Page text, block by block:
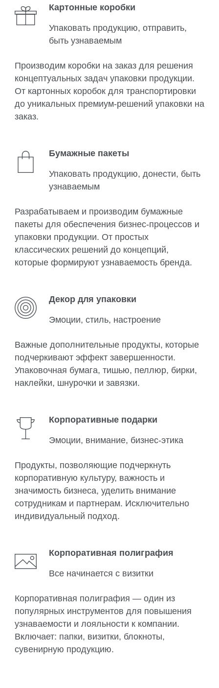
Картонные коробки
Упаковать продукцию, отправить,
быть узнаваемым
Производим коробки на заказ для решения
концептуальных задач упаковки продукции.
От картонных коробок для транспортировки
до уникальных премиум-решений упаковки на
заказ.
Бумажные пакеты
Упаковать продукцию, донести, быть
узнаваемым
Разрабатываем и производим бумажные
пакеты для обеспечения бизнес-процессов и
упаковки продукции. От простых
классических решений до концепций,
которые формируют узнаваемость бренда.
Декор для упаковки
Эмоции, стиль, настроение
Важные дополнительные продукты, которые
подчеркивают эффект завершенности.
Упаковочная бумага, тишью, пеллюр, бирки,
наклейки, шнурочки и завязки.
Корпоративные подарки
Эмоции, внимание, бизнес-этика
Продукты, позволяющие подчеркнуть
корпоративную культуру, важность и
значимость бизнеса, уделить внимание
сотрудникам и партнерам. Исключительно
индивидуальный подход.
Корпоративная полиграфия
Все начинается с визитки
Корпоративная полиграфия — один из
популярных инструментов для повышения
узнаваемости и лояльности к компании.
Включает: папки, визитки, блокноты,
сувенирную продукцию.